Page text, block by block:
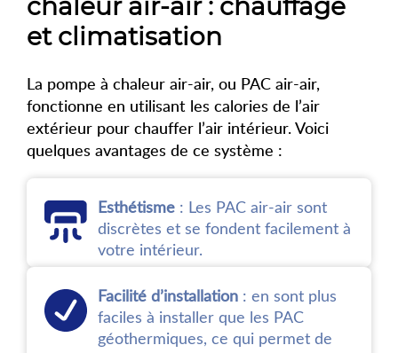
chaleur air-air : chauffage
et climatisation
La pompe à chaleur air-air, ou PAC air-air,
fonctionne en utilisant les calories de l’air
extérieur pour chauffer l’air intérieur. Voici
quelques avantages de ce système :
Esthétisme : Les PAC air-air sont
discrètes et se fondent facilement à
votre intérieur.
Facilité d’installation : en sont plus
faciles à installer que les PAC
géothermiques, ce qui permet de